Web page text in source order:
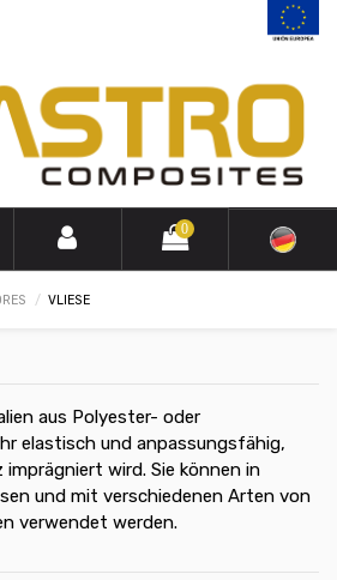
0
VLIESE
aus Polyester- oder
elastisch und anpassungsfähig,
wird. Sie können in
und mit verschiedenen Arten von
verwendet werden.